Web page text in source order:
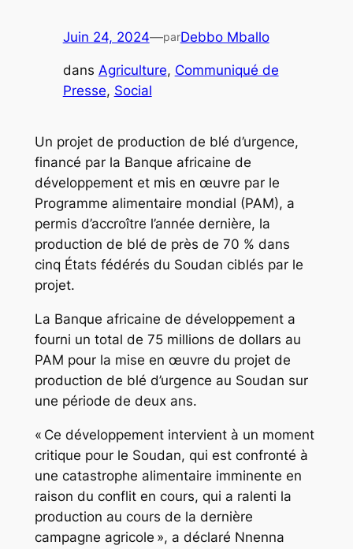
Juin 24, 2024—parDebbo Mballo
dans Agriculture, Communiqué de
Presse, Social
Un projet de production de blé d’urgence,
financé par la Banque africaine de
développement et mis en œuvre par le
Programme alimentaire mondial (PAM), a
permis d’accroître l’année dernière, la
production de blé de près de 70 % dans
cinq États fédérés du Soudan ciblés par le
projet.
La Banque africaine de développement a
fourni un total de 75 millions de dollars au
PAM pour la mise en œuvre du projet de
production de blé d’urgence au Soudan sur
une période de deux ans.
« Ce développement intervient à un moment
critique pour le Soudan, qui est confronté à
une catastrophe alimentaire imminente en
raison du conflit en cours, qui a ralenti la
production au cours de la dernière
campagne agricole », a déclaré Nnenna